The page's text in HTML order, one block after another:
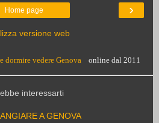
›
Home page
versione web
dormire vedere Genova online dal 2011
interessarti
A GENOVA